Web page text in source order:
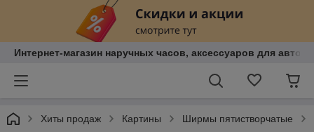
Интернет-магазин наручных часов, аксессуаров для авто,
Хиты продаж Картины Ширмы пятистворчатые